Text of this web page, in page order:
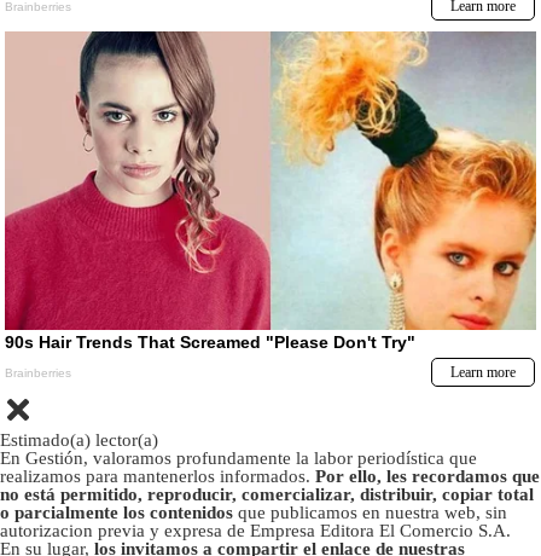
Estimado(a) lector(a)
En Gestión, valoramos profundamente la labor periodística que
realizamos para mantenerlos informados. Por ello, les recordamos que
no está permitido, reproducir, comercializar, distribuir, copiar total
o parcialmente los contenidos que publicamos en nuestra web, sin
autorizacion previa y expresa de Empresa Editora El Comercio S.A.
En su lugar, los invitamos a compartir el enlace de nuestras